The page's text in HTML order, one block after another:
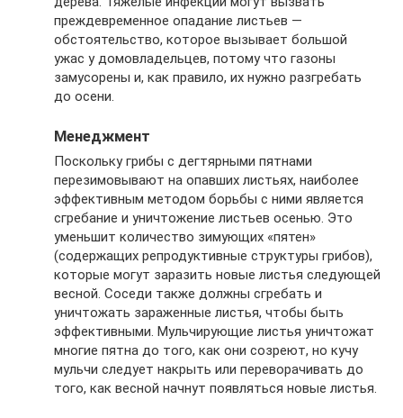
преждевременное опадание листьев —
обстоятельство, которое вызывает большой
ужас у домовладельцев, потому что газоны
замусорены и, как правило, их нужно разгребать
до осени.
Менеджмент
Поскольку грибы с дегтярными пятнами
перезимовывают на опавших листьях, наиболее
эффективным методом борьбы с ними является
сгребание и уничтожение листьев осенью. Это
уменьшит количество зимующих «пятен»
(содержащих репродуктивные структуры грибов),
которые могут заразить новые листья следующей
весной. Соседи также должны сгребать и
уничтожать зараженные листья, чтобы быть
эффективными. Мульчирующие листья уничтожат
многие пятна до того, как они созреют, но кучу
мульчи следует накрыть или переворачивать до
того, как весной начнут появляться новые листья.